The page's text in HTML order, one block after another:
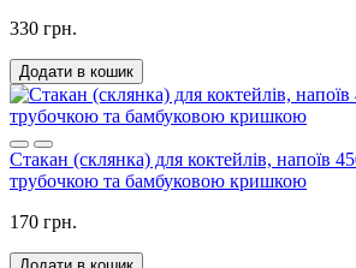
330 грн.
Додати в кошик
Стакан (склянка) для коктейлів, напоїв
трубочкою та бамбуковою кришкою
170 грн.